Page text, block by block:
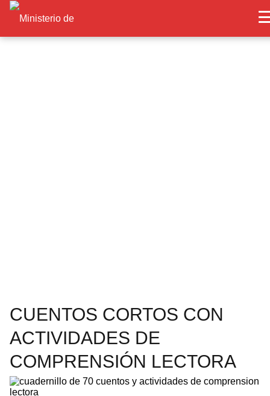
CUENTOS CORTOS CON
ACTIVIDADES DE
COMPRENSIÓN LECTORA